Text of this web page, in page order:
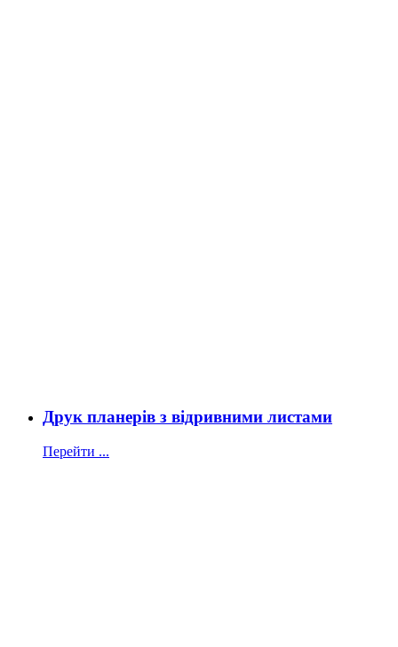
Друк планерів з відривними листами
Перейти ...